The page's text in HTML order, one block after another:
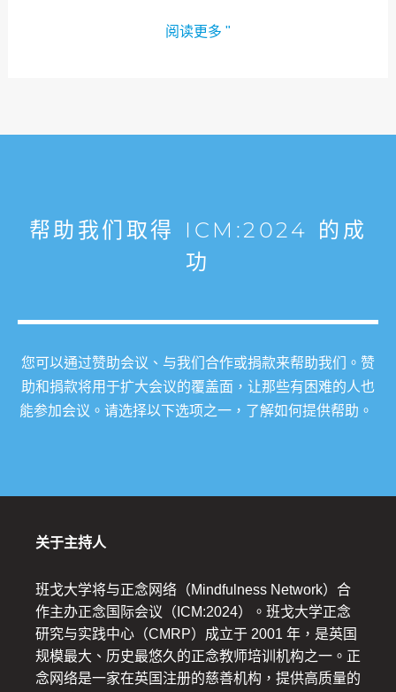
阅读更多 "
帮助我们取得 ICM:2024 的成
功
您可以通过赞助会议、与我们合作或捐款来帮助我们。赞
助和捐款将用于扩大会议的覆盖面，让那些有困难的人也
能参加会议。请选择以下选项之一，了解如何提供帮助。
关于主持人
班戈大学将与正念网络（Mindfulness Network）合
作主办正念国际会议（ICM:2024）。班戈大学正念
研究与实践中心（CMRP）成立于 2001 年，是英国
规模最大、历史最悠久的正念教师培训机构之一。正
念网络是一家在英国注册的慈善机构，提供高质量的